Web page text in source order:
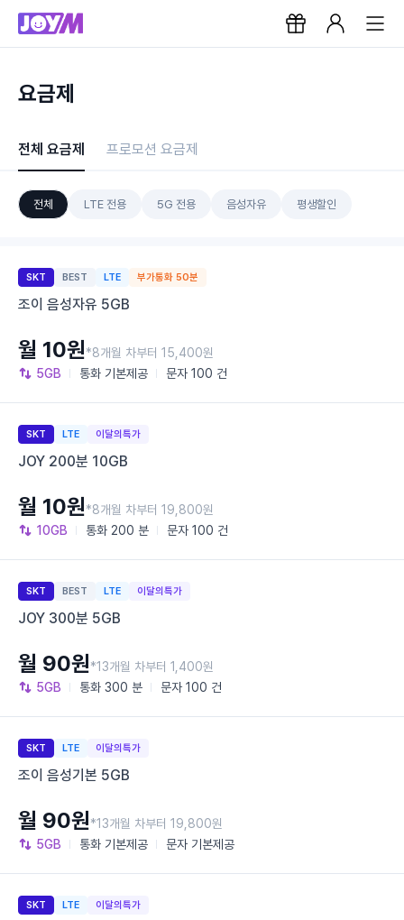
요금제
전체 요금제 프로모션 요금제
전체 LTE 전용 5G 전용 음성자유 평생할인
SKT BEST LTE 부가통화 50분
조이 음성자유 5GB
5GB 통화 기본제공 문자 100 건
월 10원*8개월 차부터 15,400원
SKT LTE 이달의특가
JOY 200분 10GB
10GB 통화 200 분 문자 100 건
월 10원*8개월 차부터 19,800원
SKT BEST LTE 이달의특가
JOY 300분 5GB
5GB 통화 300 분 문자 100 건
월 90원*13개월 차부터 1,400원
SKT LTE 이달의특가
조이 음성기본 5GB
5GB 통화 기본제공 문자 기본제공
월 90원*13개월 차부터 19,800원
SKT LTE 이달의특가